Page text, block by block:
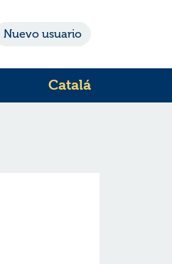
Nuevo usuario
Catalá